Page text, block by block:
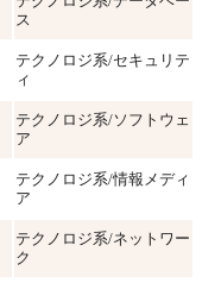
ス
テクノロジ系/セキュリテ
ィ
テクノロジ系/ソフトウェ
ア
テクノロジ系/情報メディ
ア
テクノロジ系/ネットワー
ク